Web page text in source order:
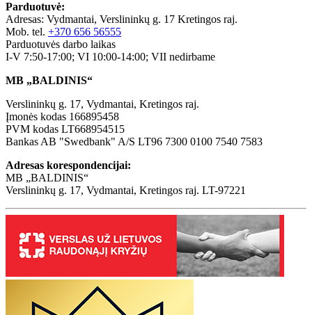
Parduotuvė:
Adresas: Vydmantai, Verslininkų g. 17 Kretingos raj.
Mob. tel. +370 656 56555
Parduotuvės darbo laikas
I-V 7:50-17:00; VI 10:00-14:00; VII nedirbame
MB „BALDINIS“
Verslininkų g. 17, Vydmantai, Kretingos raj.
Įmonės kodas 166895458
PVM kodas LT668954515
Bankas AB "Swedbank" A/S LT96 7300 0100 7540 7583
Adresas korespondencijai:
MB „BALDINIS“
Verslininkų g. 17, Vydmantai, Kretingos raj. LT-97221